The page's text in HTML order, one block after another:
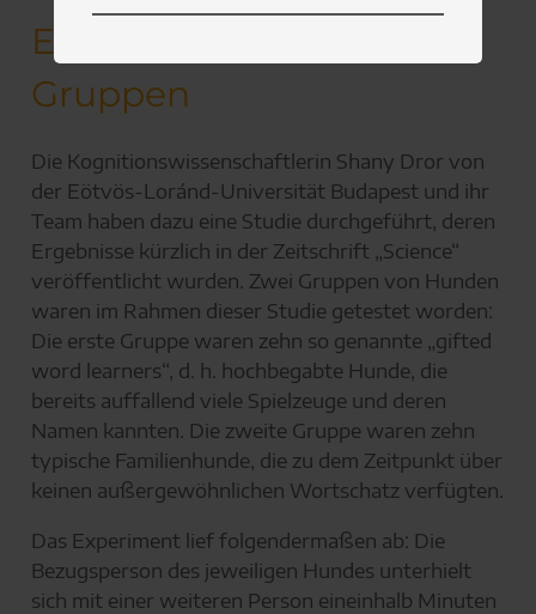
Experiment mit zwei
Gruppen
Die Kognitionswissenschaftlerin Shany Dror von
der Eötvös-Loránd-Universität Budapest und ihr
Team haben dazu eine Studie durchgeführt, deren
Ergebnisse kürzlich in der Zeitschrift „Science“
veröffentlicht wurden. Zwei Gruppen von Hunden
waren im Rahmen dieser Studie getestet worden:
Die erste Gruppe waren zehn so genannte „gifted
word learners“, d. h. hochbegabte Hunde, die
bereits auffallend viele Spielzeuge und deren
Namen kannten. Die zweite Gruppe waren zehn
typische Familienhunde, die zu dem Zeitpunkt über
keinen außergewöhnlichen Wortschatz verfügten.
Das Experiment lief folgendermaßen ab: Die
Bezugsperson des jeweiligen Hundes unterhielt
sich mit einer weiteren Person eineinhalb Minuten